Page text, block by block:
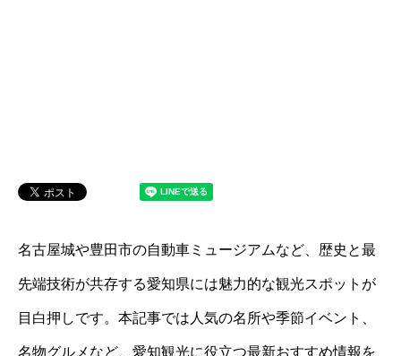
名古屋城や豊田市の自動車ミュージアムなど、歴史と最
先端技術が共存する愛知県には魅力的な観光スポットが
目白押しです。本記事では人気の名所や季節イベント、
名物グルメなど、愛知観光に役立つ最新おすすめ情報を